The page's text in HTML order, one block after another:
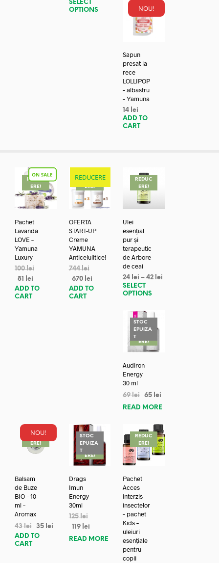
SELECT
OPTIONS
NOU!
Sapun
presat la
rece
LOLLIPOP
– albastru
– Yamuna
14 lei
ADD TO
CART
REDUC
ERE!
Pachet
Lavanda
LOVE –
Yamuna
Luxury
100lei
81
lei
ADD TO
CART
REDUCERE
REDUC
ERE!
OFERTA
START-UP
Creme
YAMUNA
Anticelulitice!
744lei
670 lei
ADD TO
CART
REDUC
ERE!
Ulei
esențial
pur și
terapeutic
de Arbore
de ceai
24 lei –42 lei
SELECT
OPTIONS
STOC
EPUIZA
TREDUC
ERE!
Audiron
Energy
30 ml
69lei 65 lei
READ MORE
NOU!
REDUC
ERE!
Balsam
de Buze
BIO – 10
ml –
Aromax
43lei 35 lei
ADD TO
CART
STOC
EPUIZA
TREDUC
ERE!
Drags
Imun
Energy
30ml
125lei
119 lei
READ MORE
REDUC
ERE!
Pachet
Acces
interzis
insectelor
– pachet
Kids –
uleiuri
esențiale
pentru
copii